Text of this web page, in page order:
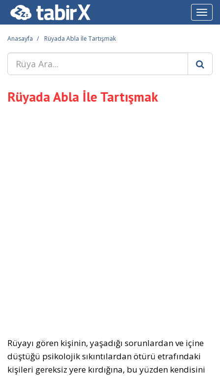
Anasayfa Rüyada Abla İle Tartışmak
Rüyada Abla İle Tartışmak
Rüyayı gören kişinin, yaşadığı sorunlardan ve içine
düştüğü psikolojik sıkıntılardan ötürü etrafındaki
kişileri gereksiz yere kırdığına, bu yüzden kendisini